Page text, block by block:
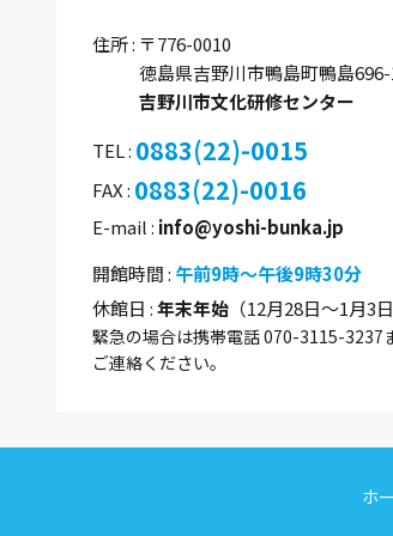
住所 〒776-0010
徳島県吉野川市鴨島町鴨島
吉野川市文化研修センター
TEL 0883(22)-0015
FAX 0883(22)-0016
E-mail info@yoshi-bunka.jp
開館時間 午前9時～午後9時30分
休館日 年末年始 （12月28日～1月3日
緊急の場合は携帯電話 070-3115-3237
ご連絡ください。
ホ